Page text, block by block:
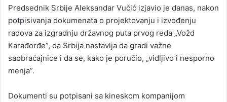
Predsednik Srbije Aleksandar Vučić izjavio je danas, nakon
potpisivanja dokumenata o projektovanju i izvođenju
radova za izgradnju državnog puta prvog reda „Vožd
Karađorđe”, da Srbija nastavlja da gradi važne
saobraćajnice i da se, kako je poručio, „vidljivo i nesporno
menja”.
Dokumenti su potpisani sa kineskom kompanijom